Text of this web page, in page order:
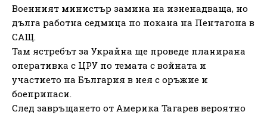
Военният министър замина на изненадваща, но
дълга работна седмица по покана на Пентагона в
САЩ.
Там ястребът за Украйна ще проведе планирана
оперативка с ЦРУ по темата с войната и
участието на България в нея с оръжие и
боеприпаси.
След завръщането от Америка Тагарев вероятно